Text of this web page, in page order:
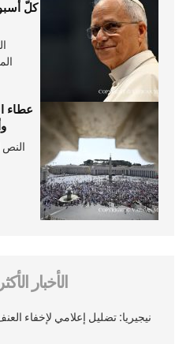
كلّ
عطاء
النص
الأخبار
نيجيريا: تضليل إعلامي لإخفاء